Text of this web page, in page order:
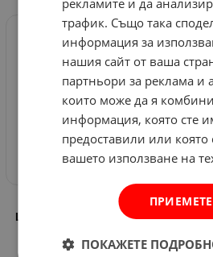
Халогенна работна лампа
LED Flood & Spot Lights - 162
Арт.№: 585439
рекламите и да
трафик. Също така
информация за
нашия сайт от ваша
партньори за реклама и
които може да я
информация, която сте
предоставили или която
вашето използване на
ПОКАЖЕТЕ